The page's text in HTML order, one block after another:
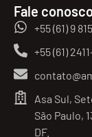
Fale
+55 (61) 9
+55 (61)
Asa Sul,
São Paulo,
DF.